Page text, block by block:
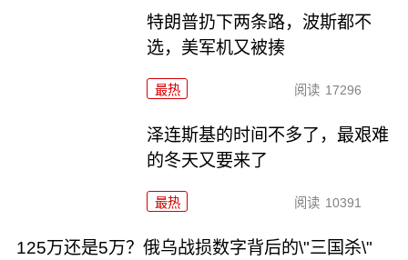
特朗普扔下两条路，波斯都不
选，美军机又被揍
最热 阅读 17296
泽连斯基的时间不多了，最艰难
的冬天又要来了
最热 阅读 10391
125万还是5万？俄乌战损数字背后的\"三国杀\"